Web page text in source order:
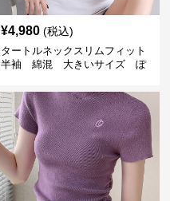
¥4,980 (税込)
タートルネックスリムフィット
半袖 綿混 大きいサイズ ぽ